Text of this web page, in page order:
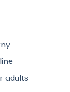
adults